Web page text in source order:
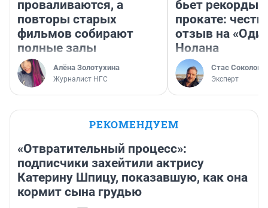
проваливаются, а
повторы старых
фильмов собирают
полные залы
Алёна Золотухина
Журналист НГС
бьет рекорды в
прокате:
отзыв на
Нолана
Стас Соколов
Эксперт
РЕКОМЕНДУЕМ
«Отвратительный процесс»:
подписчики захейтили актрису
Катерину Шпицу, показавшую, как она
кормит сына грудью